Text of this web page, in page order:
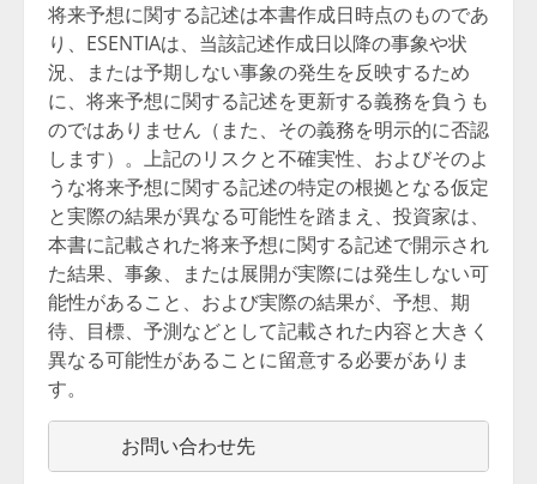
将来予想に関する記述は本書作成日時点のものであ
り、ESENTIAは、当該記述作成日以降の事象や状
況、または予期しない事象の発生を反映するため
に、将来予想に関する記述を更新する義務を負うも
のではありません（また、その義務を明示的に否認
します）。上記のリスクと不確実性、およびそのよ
うな将来予想に関する記述の特定の根拠となる仮定
と実際の結果が異なる可能性を踏まえ、投資家は、
本書に記載された将来予想に関する記述で開示され
た結果、事象、または展開が実際には発生しない可
能性があること、および実際の結果が、予想、期
待、目標、予測などとして記載された内容と大きく
異なる可能性があることに留意する必要がありま
す。
お問い合わせ先